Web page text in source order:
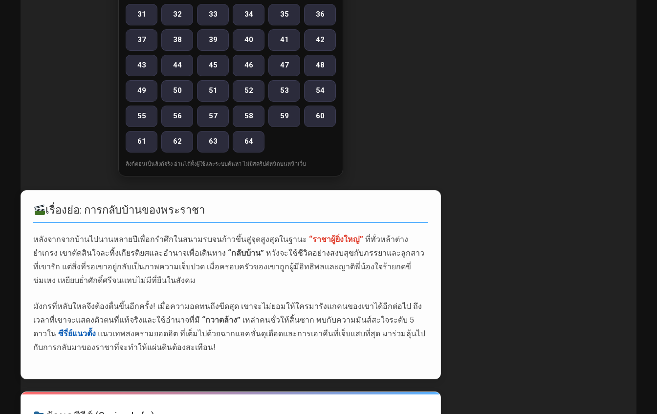
31 32 33 34 35 36
37 38 39 40 41 42
43 44 45 46 47 48
49 50 51 52 53 54
55 56 57 58 59 60
61 62 63 64
ลิงก์ตอนเป็นลิงก์จริง อ่านได้ทั้งผู้ใช้และระบบค้นหา ไม่มีสคริปต์หนักบนหน้าเว็บ
เรื่องย่อ: การกลับบ้านของพระราชา
หลังจากจากบ้านไปนานหลายปีเพื่อกรำศึกในสนามรบจนก้าวขึ้นสู่จุดสูงสุดในฐานะ “ราชาผู้ยิ่งใหญ่” ที่ทั่วหล้าต่าง
ยำเกรง เขาตัดสินใจละทิ้งเกียรติยศและอำนาจเพื่อเดินทาง “กลับบ้าน” หวังจะใช้ชีวิตอย่างสงบสุขกับภรรยาและลูกสาว
ที่เขารัก แต่สิ่งที่รอเขาอยู่กลับเป็นภาพความเจ็บปวด เมื่อครอบครัวของเขาถูกผู้มีอิทธิพลและญาติพี่น้องใจร้ายกดขี่
ข่มเหง เหยียบย่ำศักดิ์ศรีจนแทบไม่มีที่ยืนในสังคม
มังกรที่หลับใหลจึงต้องตื่นขึ้นอีกครั้ง! เมื่อความอดทนถึงขีดสุด เขาจะไม่ยอมให้ใครมารังแกคนของเขาได้อีกต่อไป ถึง
เวลาที่เขาจะแสดงตัวตนที่แท้จริงและใช้อำนาจที่มี “กวาดล้าง” เหล่าคนชั่วให้สิ้นซาก พบกับความมันส์สะใจระดับ 5
ดาวใน ซีรี่ย์แนวตั้ง แนวเทพสงครามยอดฮิต ที่เต็มไปด้วยฉากแอคชั่นดุเดือดและการเอาคืนที่เจ็บแสบที่สุด มาร่วมลุ้นไป
กับการกลับมาของราชาที่จะทำให้แผ่นดินต้องสะเทือน!